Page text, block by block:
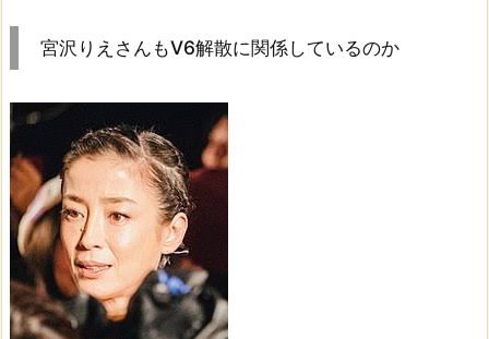
宮沢りえさんもV6解散に関係しているのか